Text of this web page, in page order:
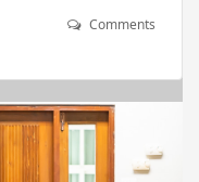
Comments